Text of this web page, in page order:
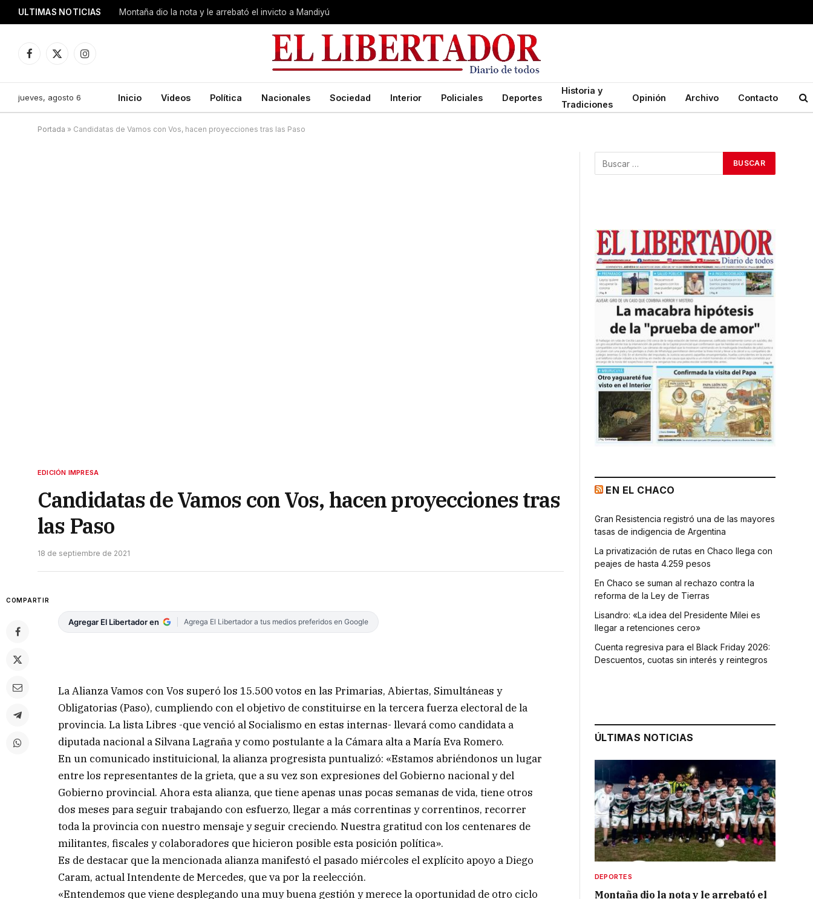
ULTIMAS NOTICIAS Montaña dio la nota y le arrebató el invicto a Mandiyú
Facebook
X
Instagram
jueves, agosto 6 Inicio Videos Política Nacionales Sociedad Interior Policiales Deportes
Historia y
Tradiciones
Opinión Archivo Contacto
Portada » Candidatas de Vamos con Vos, hacen proyecciones tras las Paso
EDICIÓN IMPRESA
Candidatas de Vamos con Vos, hacen proyecciones tras
las Paso
18 de septiembre de 2021
COMPARTIR
Agregar El Libertador en Agrega El Libertador a tus medios preferidos en Google
La Alianza Vamos con Vos superó los 15.500 votos en las Primarias, Abiertas, Simultáneas y
Obligatorias (Paso), cumpliendo con el objetivo de constituirse en la tercera fuerza electoral de la
provincia. La lista Libres -que venció al Socialismo en estas internas- llevará como candidata a
diputada nacional a Silvana Lagraña y como postulante a la Cámara alta a María Eva Romero.
En un comunicado instituicional, la alianza progresista puntualizó: «Estamos abriéndonos un lugar
entre los representantes de la grieta, que a su vez son expresiones del Gobierno nacional y del
Gobierno provincial. Ahora esta alianza, que tiene apenas unas pocas semanas de vida, tiene otros
dos meses para seguir trabajando con esfuerzo, llegar a más correntinas y correntinos, recorrer
toda la provincia con nuestro mensaje y seguir creciendo. Nuestra gratitud con los centenares de
militantes, fiscales y colaboradores que hicieron posible esta posición política».
Es de destacar que la mencionada alianza manifestó el pasado miércoles el explícito apoyo a Diego
Caram, actual Intendente de Mercedes, que va por la reelección.
«Entendemos que viene desplegando una muy buena gestión y merece la oportunidad de otro ciclo
EN EL CHACO
Gran Resistencia registró una de las mayores
tasas de indigencia de Argentina
La privatización de rutas en Chaco llega con
peajes de hasta 4.259 pesos
En Chaco se suman al rechazo contra la
reforma de la Ley de Tierras
Lisandro: «La idea del Presidente Milei es
llegar a retenciones cero»
Cuenta regresiva para el Black Friday 2026:
Descuentos, cuotas sin interés y reintegros
ÚLTIMAS NOTICIAS
DEPORTES
Montaña dio la nota y le arrebató el